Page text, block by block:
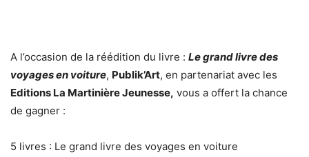
A l’occasion de la réédition du livre : Le grand livre des
voyages en voiture, Publik’Art, en partenariat avec les
Editions La Martinière Jeunesse, vous a offert la chance
de gagner :
5 livres : Le grand livre des voyages en voiture